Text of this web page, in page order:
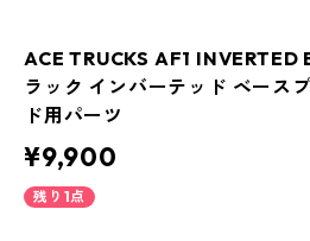
ACE TRUCKS AF1
ラック インバーテッド ベース
ド用パーツ
¥9,900
残り1点